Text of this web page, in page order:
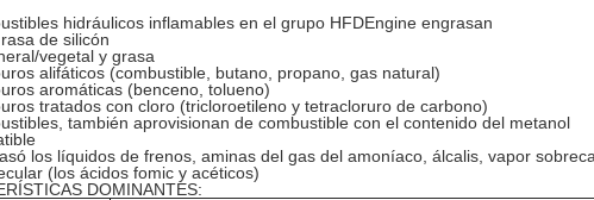
hidráulicos inflamables en el grupo HFDEngine engrasan
de silicón
vegetal y grasa
alifáticos (combustible, butano, propano, gas natural)
aromáticas (benceno, tolueno)
tratados con cloro (tricloroetileno y tetracloruro de carbono)
también aprovisionan de combustible con el contenido del metanol
los líquidos de frenos, aminas del gas del amoníaco, álcalis, vapor
(los ácidos fomic y acéticos)
DOMINANTES: